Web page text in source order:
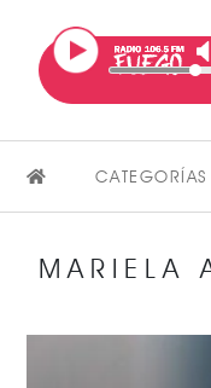
CATEGORÍAS
MARIELA